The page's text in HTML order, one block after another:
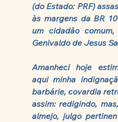
(do Estado: PRF)
às margens da BR
um cidadão
Genivaldo de Jesus
Amanheci hoje
aqui minha
barbárie, covardia
assim: redigindo,
almejo, julgo